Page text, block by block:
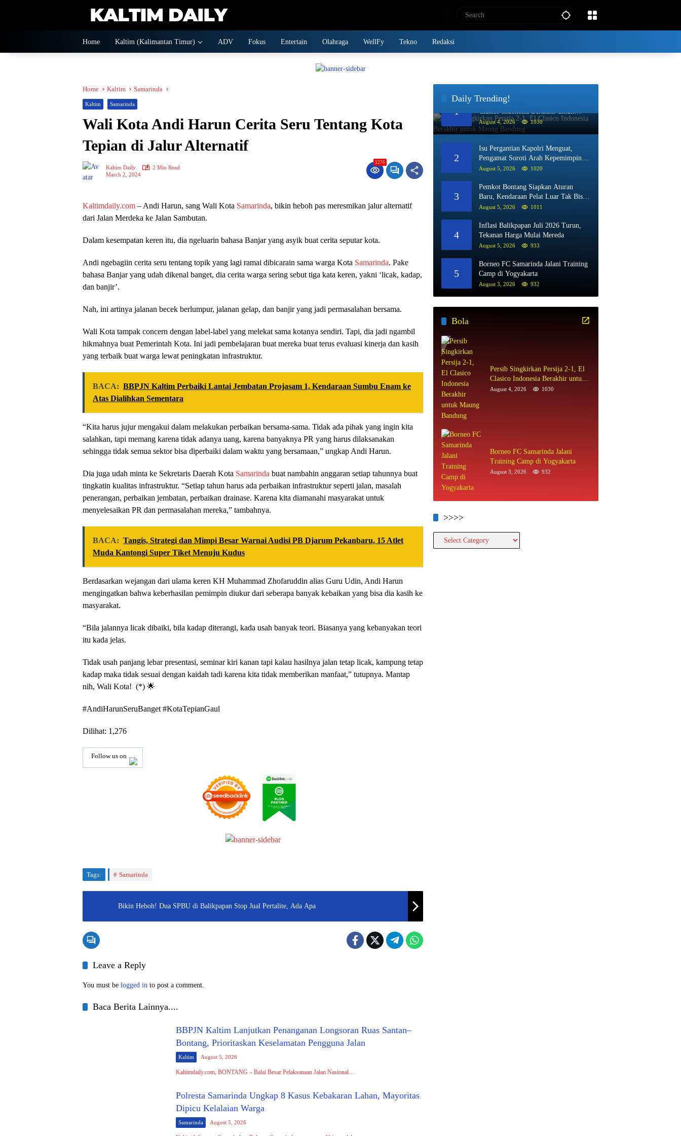
Home Kaltim (Kalimantan Timur) ADV Fokus Entertain Olahraga WellFy Tekno Redaksi
Home Kaltim Samarinda
Kaltim Samarinda
Wali Kota Andi Harun Cerita Seru Tentang Kota
Tepian di Jalur Alternatif
Kaltim Daily
2 Min Read
March 2, 2024
1276
Kaltimdaily.com – Andi Harun, sang Wali Kota Samarinda, bikin heboh pas meresmikan jalur alternatif
dari Jalan Merdeka ke Jalan Sambutan.
Dalam kesempatan keren itu, dia ngeluarin bahasa Banjar yang asyik buat cerita seputar kota.
Andi ngebagiin cerita seru tentang topik yang lagi ramai dibicarain sama warga Kota Samarinda. Pake
bahasa Banjar yang udah dikenal banget, dia cerita warga sering sebut tiga kata keren, yakni ‘licak, kadap,
dan banjir’.
Nah, ini artinya jalanan becek berlumpur, jalanan gelap, dan banjir yang jadi permasalahan bersama.
Wali Kota tampak concern dengan label-label yang melekat sama kotanya sendiri. Tapi, dia jadi ngambil
hikmahnya buat Pemerintah Kota. Ini jadi pembelajaran buat mereka buat terus evaluasi kinerja dan kasih
yang terbaik buat warga lewat peningkatan infrastruktur.
BACA: BBPJN Kaltim Perbaiki Lantai Jembatan Projasam 1, Kendaraan Sumbu Enam ke
Atas Dialihkan Sementara
“Kita harus jujur mengakui dalam melakukan perbaikan bersama-sama. Tidak ada pihak yang ingin kita
salahkan, tapi memang karena tidak adanya uang, karena banyaknya PR yang harus dilaksanakan
sehingga tidak semua sektor bisa diperbaiki dalam waktu yang bersamaan,” ungkap Andi Harun.
Dia juga udah minta ke Sekretaris Daerah Kota Samarinda buat nambahin anggaran setiap tahunnya buat
tingkatin kualitas infrastruktur. “Setiap tahun harus ada perbaikan infrastruktur seperti jalan, masalah
penerangan, perbaikan jembatan, perbaikan drainase. Karena kita diamanahi masyarakat untuk
menyelesaikan PR dan permasalahan mereka,” tambahnya.
BACA: Tangis, Strategi dan Mimpi Besar Warnai Audisi PB Djarum Pekanbaru, 15 Atlet
Muda Kantongi Super Tiket Menuju Kudus
Berdasarkan wejangan dari ulama keren KH Muhammad Zhofaruddin alias Guru Udin, Andi Harun
mengingatkan bahwa keberhasilan pemimpin diukur dari seberapa banyak kebaikan yang bisa dia kasih ke
masyarakat.
“Bila jalannya licak dibaiki, bila kadap diterangi, kada usah banyak teori. Biasanya yang kebanyakan teori
itu kada jelas.
Tidak usah panjang lebar presentasi, seminar kiri kanan tapi kalau hasilnya jalan tetap licak, kampung tetap
kadap maka tidak sesuai dengan kaidah tadi karena kita tidak memberikan manfaat,” tutupnya. Mantap
nih, Wali Kota! (*) 🌟
#AndiHarunSeruBanget #KotaTepianGaul
Dilihat: 1,276
Follow us on
Tags: Samarinda
Bikin Heboh! Dua SPBU di Balikpapan Stop Jual Pertalite, Ada Apa
Leave a Reply
You must be logged in to post a comment.
Baca Berita Lainnya....
BBPJN Kaltim Lanjutkan Penanganan Longsoran Ruas Santan–
Bontang, Prioritaskan Keselamatan Pengguna Jalan
Kaltim August 5, 2026
Kaltimdaily.com, BONTANG – Balai Besar Pelaksanaan Jalan Nasional…
Polresta Samarinda Ungkap 8 Kasus Kebakaran Lahan, Mayoritas
Dipicu Kelalaian Warga
Samarinda August 5, 2026
Daily Trending!
1
Persib Singkirkan Persija 2-1, El
Clasico Indonesia Berakhir untuk
Maung Bandung
August 4, 2026 1030
2
Isu Pergantian Kapolri Menguat,
Pengamat Soroti Arah Kepemimpinan
Polri
August 5, 2026 1020
3
Pemkot Bontang Siapkan Aturan
Baru, Kendaraan Pelat Luar Tak Bisa
Beli BBM Subsidi
August 5, 2026 1011
4
Inflasi Balikpapan Juli 2026 Turun,
Tekanan Harga Mulai Mereda
August 5, 2026 933
5
Borneo FC Samarinda Jalani Training
Camp di Yogyakarta
August 3, 2026 932
Bola
Persib Singkirkan Persija 2-1, El
Clasico Indonesia Berakhir untuk
Maung Bandung
August 4, 2026 1030
Borneo FC Samarinda Jalani
Training Camp di Yogyakarta
August 3, 2026 932
>>>>
>>>>